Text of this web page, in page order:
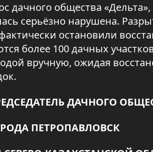
дачного общества
серьёзно нарушена.
остановили
более 100 дачных
вручную, ожидая
ДАЧНОГО
ПЕТРОПАВЛОВСК